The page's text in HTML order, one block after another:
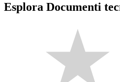
Esplora Documenti